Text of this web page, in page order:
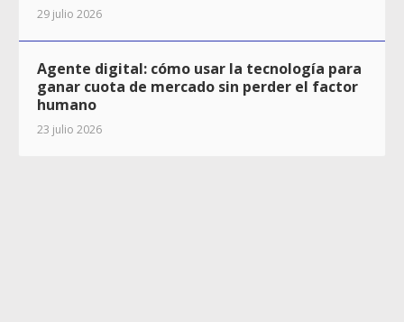
29 julio 2026
Agente digital: cómo usar la tecnología para
ganar cuota de mercado sin perder el factor
humano
23 julio 2026